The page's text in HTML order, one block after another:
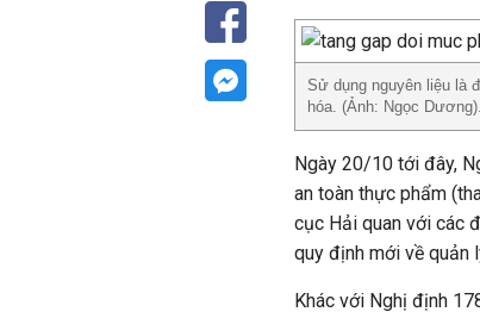
Sử dụng nguyên liệu là
hóa. (Ảnh: Ngọc Dương).
Ngày 20/10 tới đây,
an toàn thực phẩm
cục Hải quan với các
quy định mới về quản
Khác với Nghị định